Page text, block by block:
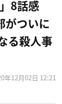
8話感
ついに
る殺人事
年12月02日 12:21